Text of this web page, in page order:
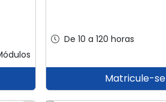
De 10 a 120 horas
Matricule-se